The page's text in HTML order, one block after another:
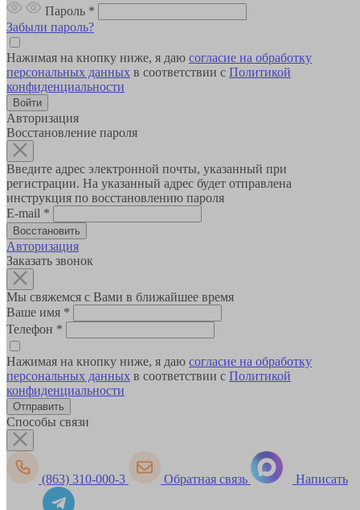
Пароль *
Забыли пароль?
Нажимая на кнопку ниже, я даю согласие на обработку
персональных данных в соответствии с Политикой
конфиденциальности
Авторизация
Восстановление пароля
Введите адрес электронной почты, указанный при
регистрации. На указанный адрес будет отправлена
инструкция по восстановлению пароля
E-mail *
Авторизация
Заказать звонок
Мы свяжемся с Вами в ближайшее время
Ваше имя *
Телефон *
Нажимая на кнопку ниже, я даю согласие на обработку
персональных данных в соответствии с Политикой
конфиденциальности
Способы связи
(863) 310-000-3 Обратная связь Написать